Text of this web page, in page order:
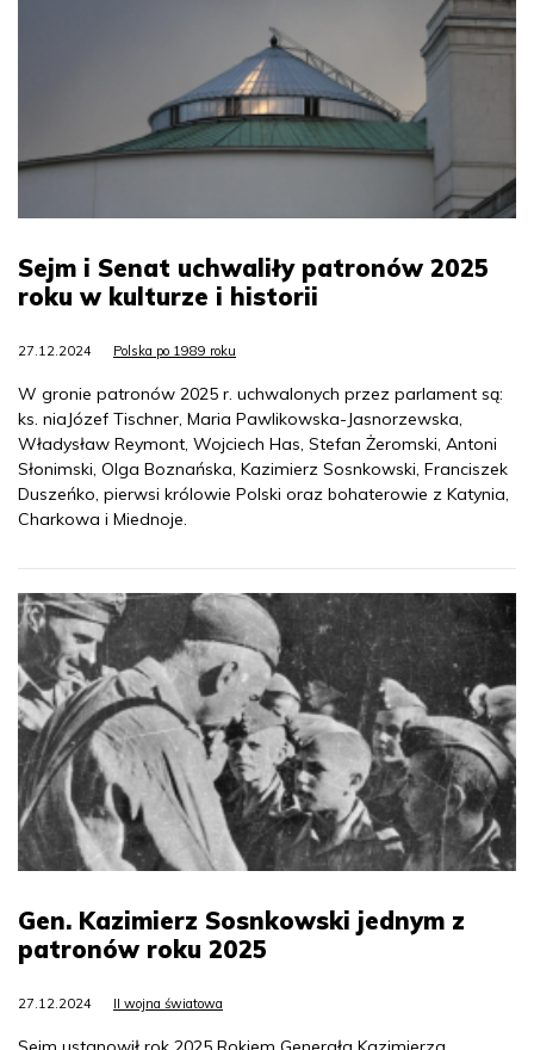
Sejm i Senat uchwaliły patronów 2025
roku w kulturze i historii
27.12.2024 Polska po 1989 roku
W gronie patronów 2025 r. uchwalonych przez parlament są:
ks. niaJózef Tischner, Maria Pawlikowska-Jasnorzewska,
Władysław Reymont, Wojciech Has, Stefan Żeromski, Antoni
Słonimski, Olga Boznańska, Kazimierz Sosnkowski, Franciszek
Duszeńko, pierwsi królowie Polski oraz bohaterowie z Katynia,
Charkowa i Miednoje.
Gen. Kazimierz Sosnkowski jednym z
patronów roku 2025
27.12.2024 II wojna światowa